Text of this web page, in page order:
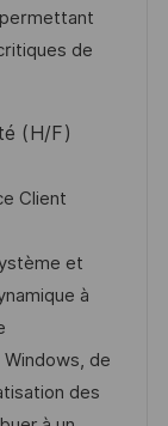
de
(H/F)
Client
et
à
de
des